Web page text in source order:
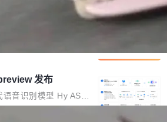
于数十乃至数百个文
识关联网络。传统的
配、目录遍历）仅能
难以触及代码的语义
者使用代码智能体在
著"代码仓理解"瓶
（以下简称" CodeBas
云码道（CodeA...
AI游戏部门的全部核心
东城区某科技公司AI
景。在公司内部架构
员将数据从A集群迁
"收到"。 他没有迁移
4点，他使用此前登录
入了一条被程序员圈
最高管理员权限、无
实践：KV ca
吐量提升 4
的大模型系列之一，但
太吃显存了。月之暗面
都是长上下文、M
让人上瘾，但 GPU 显
的 Workers AI 团队
他们在官方博客上发
发布
音识别模型 Hy ASR
代大语言模型 Hy3 的